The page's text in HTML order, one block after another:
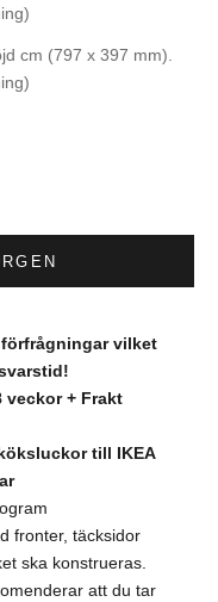
cm (797 x 397 mm).
vilket
+ Frakt
till IKEA
fronter, täcksidor
ska konstrueras.
att du tar